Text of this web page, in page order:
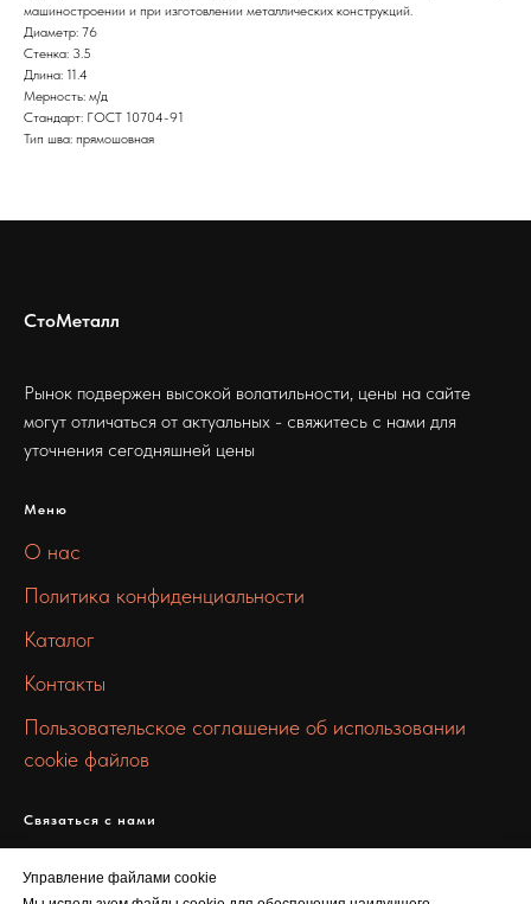
Управление файлами cookie
машиностроении и при изготовлении металлических конструкций.
Диаметр: 76
Стенка: 3.5
Длина: 11.4
Мерность: м/д
Стандарт: ГОСТ 10704-91
Тип шва: прямошовная
СтоМеталл
Рынок подвержен высокой волатильности, цены на сайте
могут отличаться от актуальных - свяжитесь с нами для
уточнения сегодняшней цены
Меню
О нас
Политика конфиденциальности
Каталог
Контакты
Пользовательское соглашение об использовании
cookie файлов
Связаться с нами